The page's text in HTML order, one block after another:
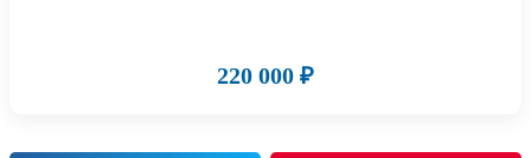
220 000 ₽